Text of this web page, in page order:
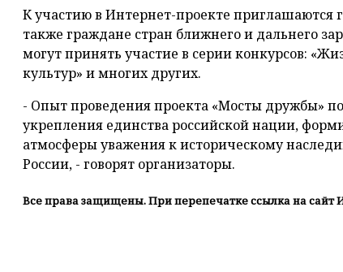
К участию в Интернет-проекте приглашаются
также граждане стран ближнего и дальнего
могут принять участие в серии конкурсов:
культур» и многих других.
- Опыт проведения проекта «Мосты дружбы»
укрепления единства российской нации,
атмосферы уважения к историческому
России, - говорят организаторы.
Все права защищены. При перепечатке ссылка на сайт